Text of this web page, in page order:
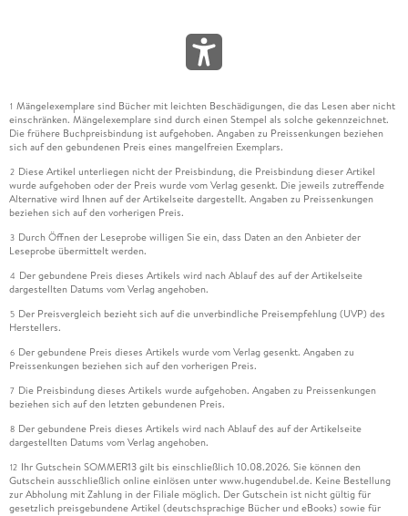
1 Mängelexemplare sind Bücher mit leichten Beschädigungen, die das Lesen aber nicht
einschränken. Mängelexemplare sind durch einen Stempel als solche gekennzeichnet.
Die frühere Buchpreisbindung ist aufgehoben. Angaben zu Preissenkungen beziehen
sich auf den gebundenen Preis eines mangelfreien Exemplars.
2 Diese Artikel unterliegen nicht der Preisbindung, die Preisbindung dieser Artikel
wurde aufgehoben oder der Preis wurde vom Verlag gesenkt. Die jeweils zutreffende
Alternative wird Ihnen auf der Artikelseite dargestellt. Angaben zu Preissenkungen
beziehen sich auf den vorherigen Preis.
3 Durch Öffnen der Leseprobe willigen Sie ein, dass Daten an den Anbieter der
Leseprobe übermittelt werden.
4 Der gebundene Preis dieses Artikels wird nach Ablauf des auf der Artikelseite
dargestellten Datums vom Verlag angehoben.
5 Der Preisvergleich bezieht sich auf die unverbindliche Preisempfehlung (UVP) des
Herstellers.
6 Der gebundene Preis dieses Artikels wurde vom Verlag gesenkt. Angaben zu
Preissenkungen beziehen sich auf den vorherigen Preis.
7 Die Preisbindung dieses Artikels wurde aufgehoben. Angaben zu Preissenkungen
beziehen sich auf den letzten gebundenen Preis.
8 Der gebundene Preis dieses Artikels wird nach Ablauf des auf der Artikelseite
dargestellten Datums vom Verlag angehoben.
12 Ihr Gutschein SOMMER13 gilt bis einschließlich 10.08.2026. Sie können den
Gutschein ausschließlich online einlösen unter www.hugendubel.de. Keine Bestellung
zur Abholung mit Zahlung in der Filiale möglich. Der Gutschein ist nicht gültig für
gesetzlich preisgebundene Artikel (deutschsprachige Bücher und eBooks) sowie für